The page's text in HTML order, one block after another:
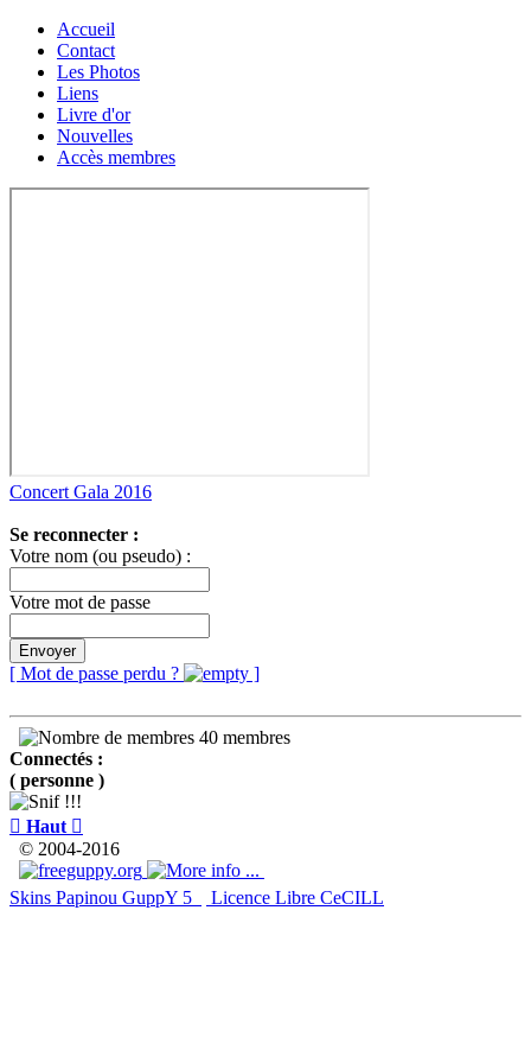
Accueil
Contact
Les Photos
Liens
Livre d'or
Nouvelles
Accès membres
Concert Gala 2016
Se reconnecter :
Votre nom (ou pseudo) :
Votre mot de passe
Envoyer
[ Mot de passe perdu ? ]
40 membres
Connectés :
( personne )
 Haut 
© 2004-2016
Skins Papinou GuppY 5 Licence Libre CeCILL